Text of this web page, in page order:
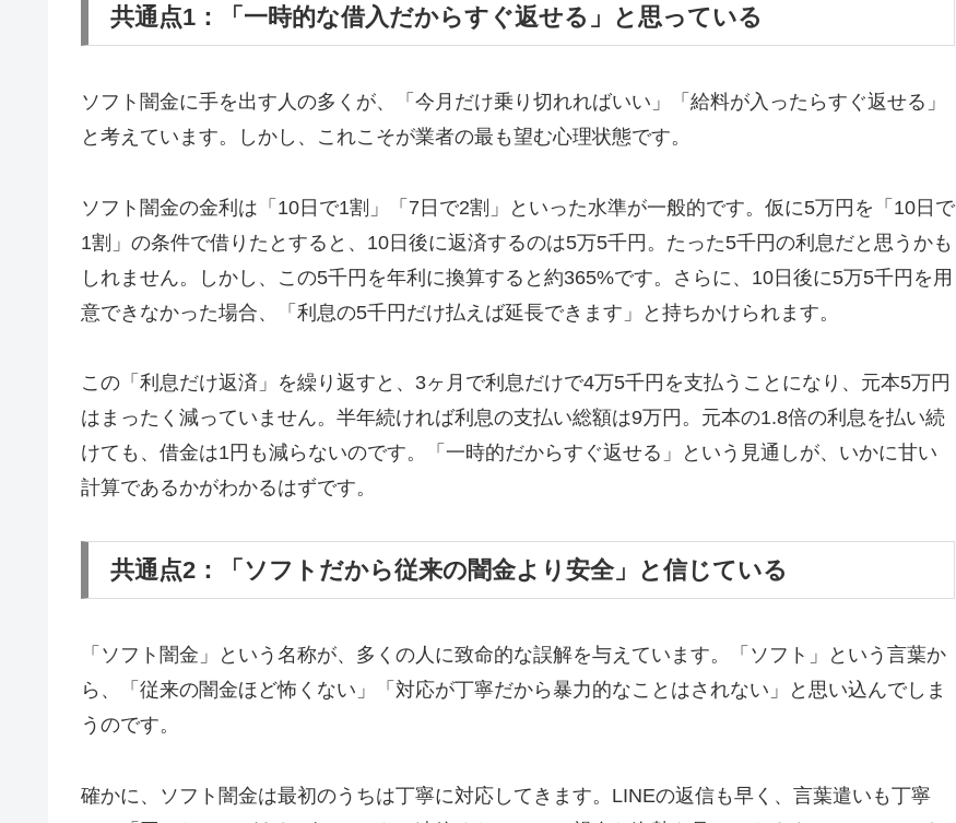
共通点1：「一時的な借入だからすぐ返せる」と思っている
ソフト闇金に手を出す人の多くが、「今月だけ乗り切れればいい」「給料が入ったらすぐ返せる」
と考えています。しかし、これこそが業者の最も望む心理状態です。
ソフト闇金の金利は「10日で1割」「7日で2割」といった水準が一般的です。仮に5万円を「10日で
1割」の条件で借りたとすると、10日後に返済するのは5万5千円。たった5千円の利息だと思うかも
しれません。しかし、この5千円を年利に換算すると約365%です。さらに、10日後に5万5千円を用
意できなかった場合、「利息の5千円だけ払えば延長できます」と持ちかけられます。
この「利息だけ返済」を繰り返すと、3ヶ月で利息だけで4万5千円を支払うことになり、元本5万円
はまったく減っていません。半年続ければ利息の支払い総額は9万円。元本の1.8倍の利息を払い続
けても、借金は1円も減らないのです。「一時的だからすぐ返せる」という見通しが、いかに甘い
計算であるかがわかるはずです。
共通点2：「ソフトだから従来の闇金より安全」と信じている
「ソフト闇金」という名称が、多くの人に致命的な誤解を与えています。「ソフト」という言葉か
ら、「従来の闇金ほど怖くない」「対応が丁寧だから暴力的なことはされない」と思い込んでしま
うのです。
確かに、ソフト闇金は最初のうちは丁寧に対応してきます。LINEの返信も早く、言葉遣いも丁寧